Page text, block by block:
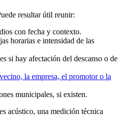
resultar útil reunir:
con fecha y contexto.
horarias e intensidad de las
si hay afectación del descanso o de
la empresa, el promotor o la
municipales, si existen.
acústico, una medición técnica